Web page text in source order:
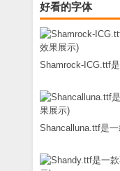
好看的字体
Shamrock-ICG.ttf
Shancalluna.ttf是